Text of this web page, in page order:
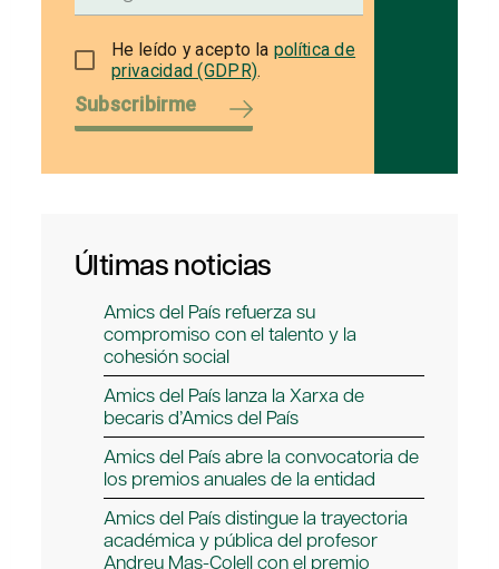
He leído y acepto la política de
privacidad (GDPR).
Subscribirme
Últimas noticias
Amics del País refuerza su
compromiso con el talento y la
cohesión social
Amics del País lanza la Xarxa de
becaris d’Amics del País
Amics del País abre la convocatoria de
los premios anuales de la entidad
Amics del País distingue la trayectoria
académica y pública del profesor
Andreu Mas-Colell con el premio